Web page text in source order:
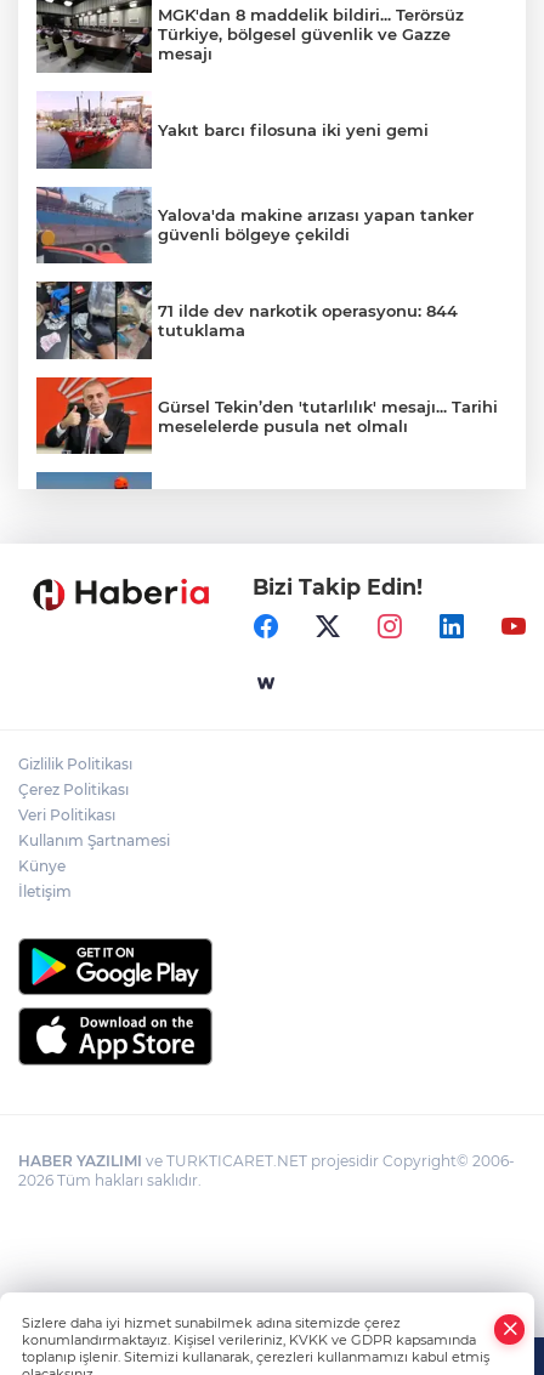
MGK'dan 8 maddelik bildiri... Terörsüz
Türkiye, bölgesel güvenlik ve Gazze
mesajı
Yakıt barcı filosuna iki yeni gemi
Yalova'da makine arızası yapan tanker
güvenli bölgeye çekildi
71 ilde dev narkotik operasyonu: 844
tutuklama
Gürsel Tekin’den 'tutarlılık' mesajı... Tarihi
meselelerde pusula net olmalı
Samsun’da Alaçam'a yeni yaşam alanı
Yapay zekada onlarca uygulamanın
Bizi Takip Edin!
Gizlilik Politikası
Çerez Politikası
Veri Politikası
Kullanım Şartnamesi
Künye
İletişim
HABER YAZILIMI ve TURKTICARET.NET projesidir Copyright© 2006-
2026 Tüm hakları saklıdır.
Sizlere daha iyi hizmet sunabilmek adına sitemizde çerez
konumlandırmaktayız. Kişisel verileriniz, KVKK ve GDPR kapsamında
toplanıp işlenir. Sitemizi kullanarak, çerezleri kullanmamızı kabul etmiş